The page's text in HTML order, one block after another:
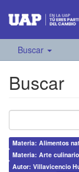
Buscar
Buscar
Materia: Alimentos
Materia: Arte
Autor: Villavicencio